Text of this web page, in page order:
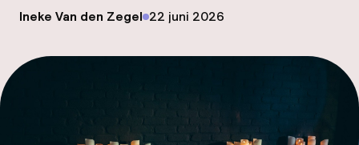
Gepubliceerd door
Ineke Van den Zegel op
22 juni 2026